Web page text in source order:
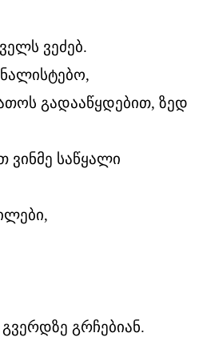
ვეძებ.
გადააწყდებით, ზედ
ვინმე საწყალი
გრჩებიან.